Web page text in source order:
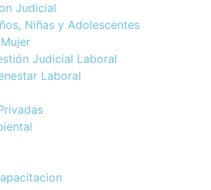
Judicial
Niñas y Adolescentes
Judicial Laboral
Laboral